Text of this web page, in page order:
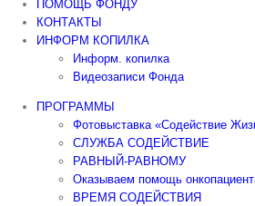
ПОМОЩЬ ФОНДУ
КОНТАКТЫ
ИНФОРМ КОПИЛКА
Информ. копилка
Видеозаписи Фонда
ПРОГРАММЫ
Фотовыставка «Содействие
СЛУЖБА СОДЕЙСТВИЕ
РАВНЫЙ-РАВНОМУ
Оказываем помощь
ВРЕМЯ СОДЕЙСТВИЯ